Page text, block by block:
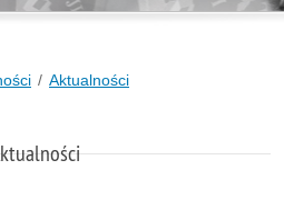
Aktualności